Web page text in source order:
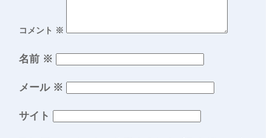
コメント ※
名前 ※
メール ※
サイト